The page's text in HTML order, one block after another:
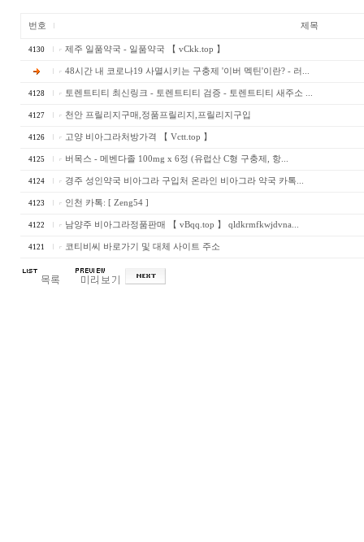
번호 제목
4130 제주 일품약국 - 일품약국 【 vCkk.top 】
48시간 내 코로나19 사멸시키는 구충제 '이버 멕틴'이란? - 러...
4128 토렌트티티 최신링크 - 토렌트티티 검증 - 토렌트티티 새주소 ...
4127 천안 프릴리지구매,정품프릴리지,프릴리지구입
4126 고양 비아그라처방가격 【 Vctt.top 】
4125 버목스 - 메벤다졸 100mg x 6정 (유럽산 C형 구충제, 항...
4124 경주 성인약국 비아그라 구입처 온라인 비아그라 약국 카톡...
4123 인천 카톡: [ Zeng54 ]
4122 남양주 비아그라정품판매 【 vBqq.top 】 qldkrmfkwjdvna...
4121 코티비씨 바로가기 및 대체 사이트 주소